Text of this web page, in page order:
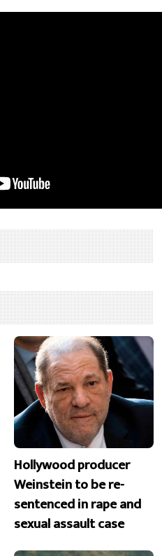
Hollywood producer
Weinstein to be re-
sentenced in rape and
sexual assault case